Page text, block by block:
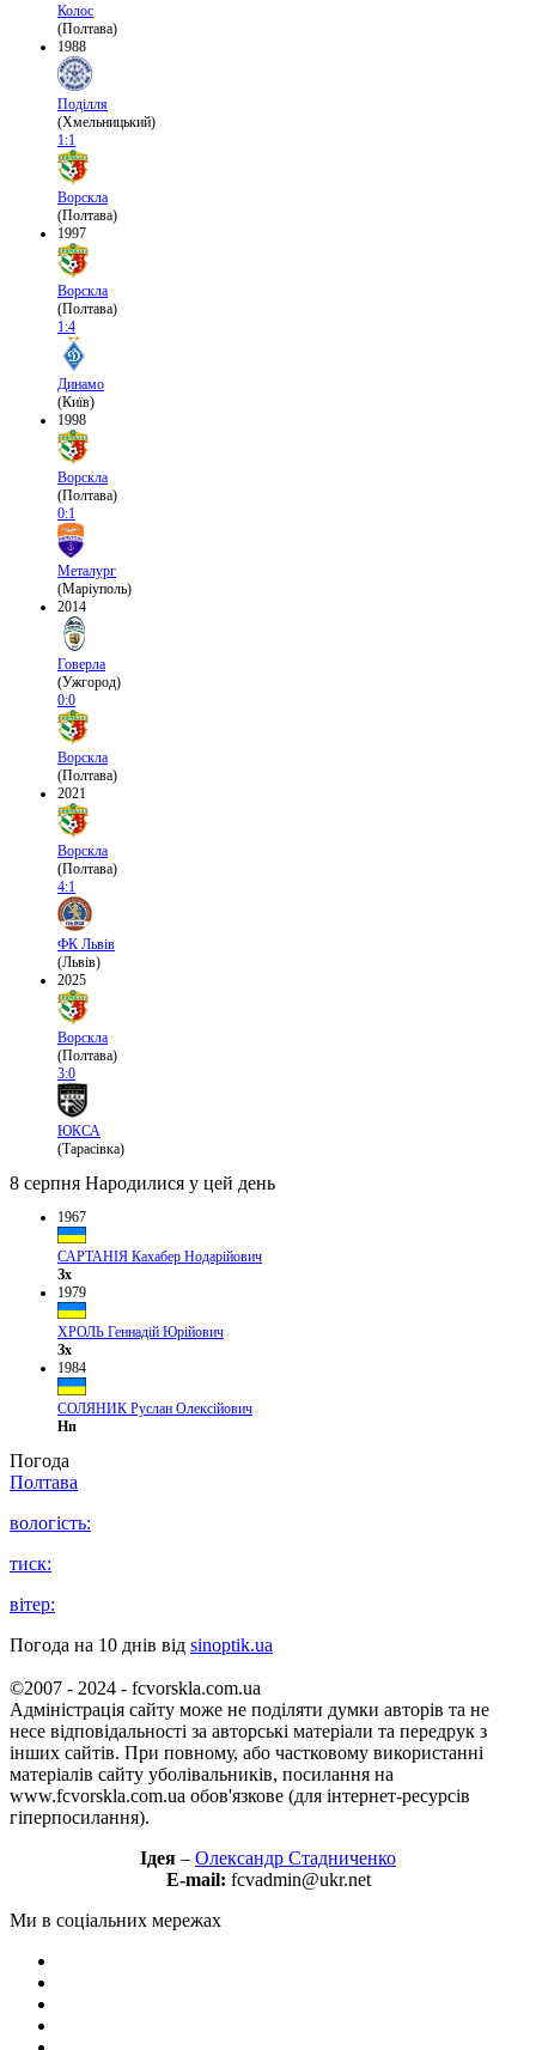
Колос
(Полтава)
1988
Поділля
(Хмельницький)
1:1
Ворскла
(Полтава)
1997
Ворскла
(Полтава)
1:4
Динамо
(Київ)
1998
Ворскла
(Полтава)
0:1
Металург
(Маріуполь)
2014
Говерла
(Ужгород)
0:0
Ворскла
(Полтава)
2021
Ворскла
(Полтава)
4:1
ФК Львів
(Львів)
2025
Ворскла
(Полтава)
3:0
ЮКСА
(Тарасівка)
8 серпня Народилися у цей день
1967
САРТАНІЯ Кахабер Нодарійович
Зх
1979
ХРОЛЬ Геннадій Юрійович
Зх
1984
СОЛЯНИК Руслан Олексійович
Нп
Погода
Полтава
вологість:
тиск:
вітер:
Погода на 10 днів від sinoptik.ua
©2007 - 2024 - fcvorskla.com.ua
Адміністрація сайту може не поділяти думки авторів та не
несе відповідальності за авторські матеріали та передрук з
інших сайтів. При повному, або частковому використанні
матеріалів сайту уболівальників, посилання на
www.fcvorskla.com.ua обов'язкове (для інтернет-ресурсів
гіперпосилання).
Ідея – Олександр Стадниченко
E-mail: fcvadmin@ukr.net
Ми в соціальних мережах